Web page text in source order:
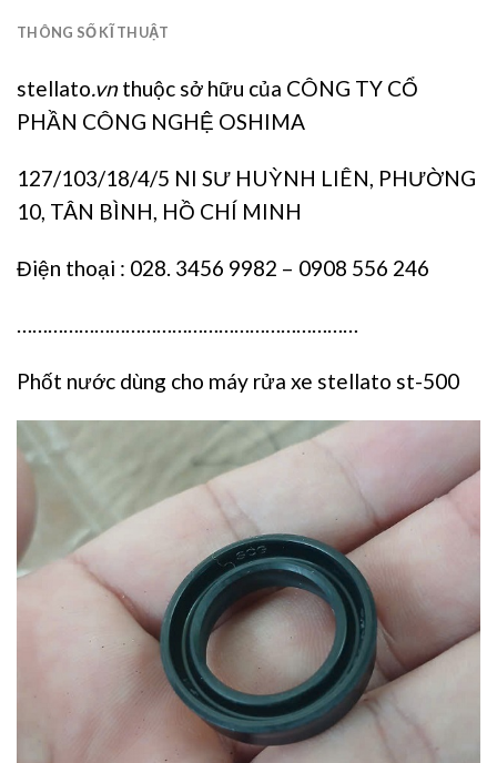
THÔNG SỐ KĨ THUẬT
stellato.vnthuộc sở hữu của CÔNG TY CỔ
PHẦN CÔNG NGHỆ OSHIMA
127/103/18/4/5 NI SƯ HUỲNH LIÊN, PHƯỜNG
10, TÂN BÌNH, HỒ CHÍ MINH
Điện thoại : 028. 3456 9982 – 0908 556 246
…………………………………………………………
Phốt nước dùng cho máy rửa xe stellato st-500